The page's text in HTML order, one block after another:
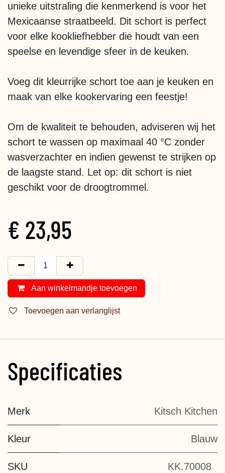
unieke uitstraling die kenmerkend is voor het
Mexicaanse straatbeeld. Dit schort is perfect
voor elke kookliefhebber die houdt van een
speelse en levendige sfeer in de keuken.
Voeg dit kleurrijke schort toe aan je keuken en
maak van elke kookervaring een feestje!
Om de kwaliteit te behouden, adviseren wij het
schort te wassen op maximaal 40 °C zonder
wasverzachter en indien gewenst te strijken op
de laagste stand. Let op: dit schort is niet
geschikt voor de droogtrommel.
€ 23,95
Aan winkelmandje toevoegen
Toevoegen aan verlanglijst
Specificaties
Merk Kitsch Kitchen
Kleur Blauw
SKU KK.70008